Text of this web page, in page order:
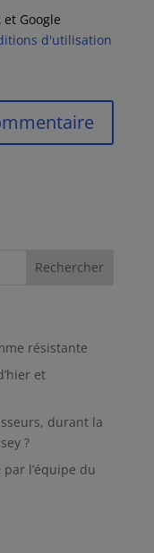
et Google
d'utilisation
résistante
et
durant la
?
l’équipe du